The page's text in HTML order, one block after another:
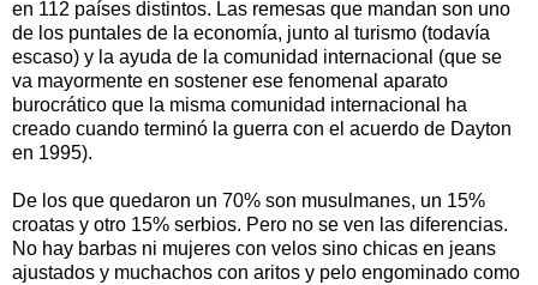
en 112 países distintos. Las remesas que mandan son uno
de los puntales de la economía, junto al turismo (todavía
escaso) y la ayuda de la comunidad internacional (que se
va mayormente en sostener ese fenomenal aparato
burocrático que la misma comunidad internacional ha
creado cuando terminó la guerra con el acuerdo de Dayton
en 1995).
De los que quedaron un 70% son musulmanes, un 15%
croatas y otro 15% serbios. Pero no se ven las diferencias.
No hay barbas ni mujeres con velos sino chicas en jeans
ajustados y muchachos con aritos y pelo engominado como